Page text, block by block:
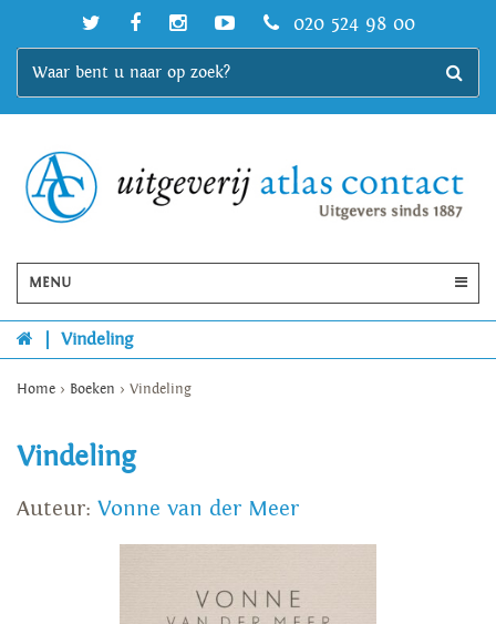
020 524 98 00
MENU
Vindeling
Home > Boeken > Vindeling
Vindeling
Auteur: Vonne van der Meer